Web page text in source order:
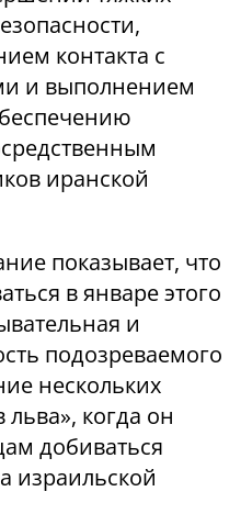
контакта с
и выполнением
иранской
показывает, что
в январе этого
и
подозреваемого
нескольких
когда он
добиваться
израильской